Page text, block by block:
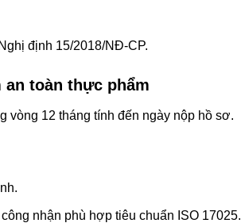
định 15/2018/NĐ-CP.
an toàn thực phẩm
vòng 12 tháng tính đến ngày nộp hồ sơ.
nhận phù hợp tiêu chuẩn ISO 17025.